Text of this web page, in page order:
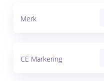
Merk
CE Markering